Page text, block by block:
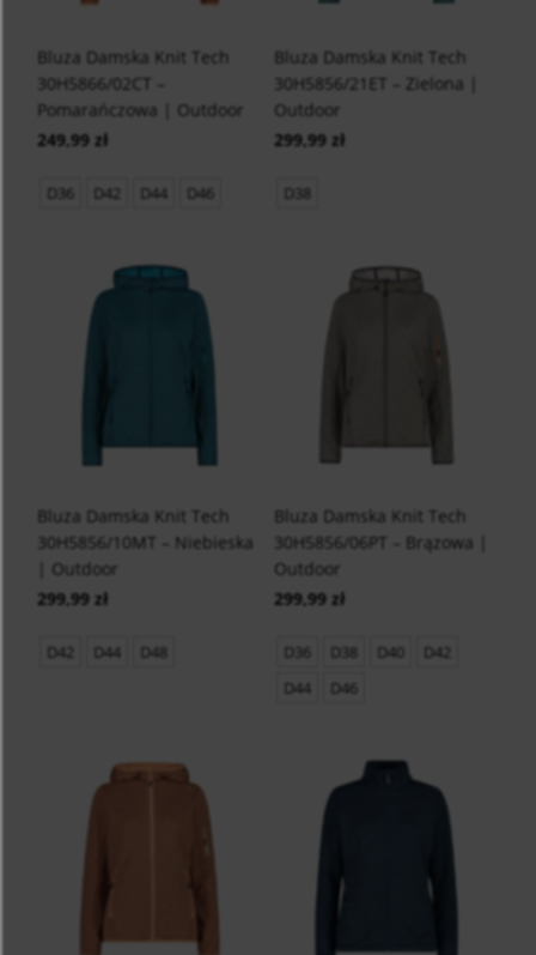
Bluza Damska Knit Tech
30H5866/02CT –
Pomarańczowa | Outdoor
249,99 zł
D36 D42 D44 D46
Bluza Damska Knit Tech
30H5856/21ET – Zielona |
Outdoor
299,99 zł
D38
Bluza Damska Knit Tech
30H5856/10MT – Niebieska
| Outdoor
299,99 zł
D42 D44 D48
Bluza Damska Knit Tech
30H5856/06PT – Brązowa |
Outdoor
299,99 zł
D36 D38 D40
D42
D44
D46